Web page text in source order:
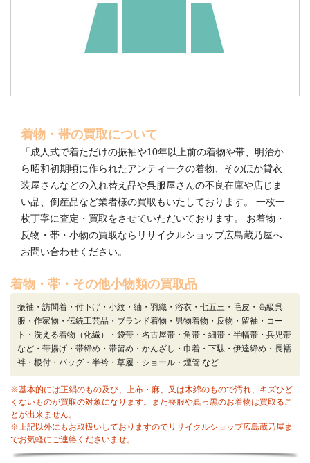
着物・帯の買取について
「成人式で着ただけの振袖や10年以上前の着物や帯、明治か
ら昭和初期頃に作られたアンティークの着物、そのほか貸衣
装屋さんなどの入れ替え品や呉服屋さんの不良在庫や店じま
い品、倒産品など業者様の買取もいたしております。 一枚一
枚丁寧に査定・買取をさせていただいております。 お着物・
反物・帯・小物の買取ならリサイクルショップ広島蔵乃屋へ
お問い合わせください。
着物・帯・その他小物類の買取品
振袖・訪問着・付下げ・小紋・紬・羽織・浴衣・七五三・毛皮・高級呉
服・作家物・伝統工芸品・ブランド着物・男物着物・反物・留袖・コー
ト・洗える着物（化繊）・袋帯・名古屋帯・角帯・細帯・半幅帯・兵児帯
など・帯揚げ・帯締め・帯留め・かんざし・巾着・下駄・伊達締め・長襦
袢・根付・バッグ・半衿・草履・ショール・煙管 など
※基本的には正絹のもの及び、上布・麻、又は木綿のもので汚れ、キズひど
くないものが買取の対象になります。また喪服や真っ黒のお着物は買取るこ
とが出来ません。
※上記以外にもお取扱いしておりますのでリサイクルショップ広島蔵乃屋ま
でお気軽にご連絡くださいませ。